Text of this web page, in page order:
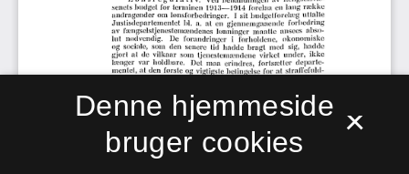
×
Denne hjemmeside
bruger cookies